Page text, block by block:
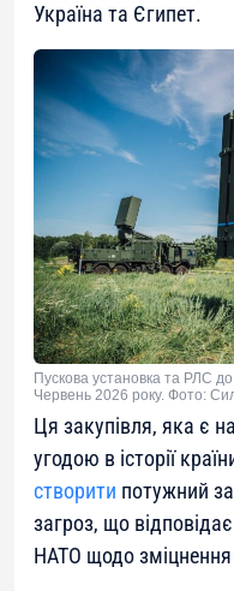
Україна та Єгипет.
Пускова установка та РЛС
Червень 2026 року. Фото:
Ця закупівля, яка є
угодою в історії
створити потужний
загроз, що
НАТО щодо зміцнення